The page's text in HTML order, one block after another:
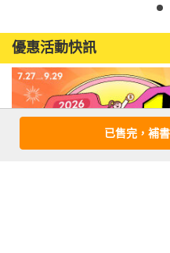
優惠活動快訊
已售完，補